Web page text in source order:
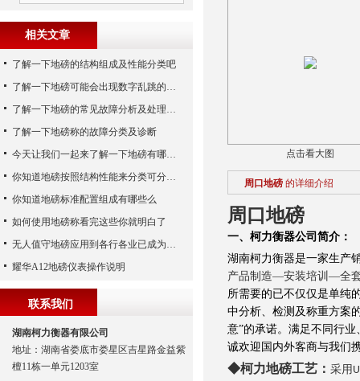
点击看大图
周口地磅 的详细介绍
周口地磅
一、 柯力衡器公司简介：
湖南柯力衡器是一家生产
产品制造—安装培训—全
所需要的已不仅仅是单纯
中分析、检测及称重方案
意”的承诺。满足不同行
诚欢迎国内外客商与我们
◆柯力地磅工艺： 采用 U
相关文章
了解一下地磅的结构组成及性能分类吧
了解一下地磅可能会出现数字乱跳的原因
了解一下地磅的常见故障分析及处理方法
了解一下地磅称的故障分类及诊断
今天让我们一起来了解一下地磅有哪些特点吧
你知道地磅按照结构性能来分类可分为哪些么
你知道地磅标准配置组成有哪些么
如何使用地磅称看完这些你就明白了
无人值守地磅应用到各行各业已成为称重历史发展的潮流
耀华A12地磅仪表操作说明
联系我们
湖南柯力衡器有限公司
地址：湖南省娄底市娄星区吉星路金益紫
檀11栋一单元1203室